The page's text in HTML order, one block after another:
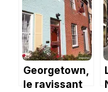
Southwark.
Georgetown,
le ravissant